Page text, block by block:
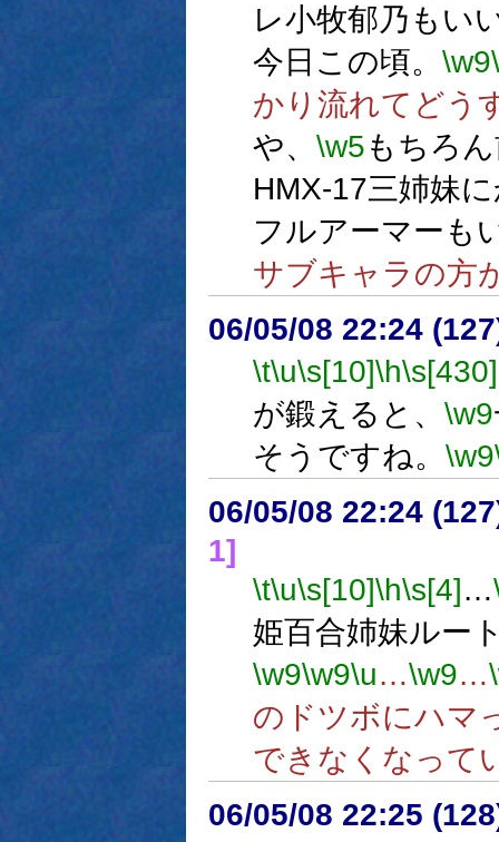
レ小牧郁乃もい
今日この頃。 \w9
かり流れてどう
や、 \w5もちろ
HMX-17三姉妹
フルアーマーも
サブキャラの方
06/05/08 22:24
\t\u\s[10]\h\s[430]
が鍛えると、 \w9
そうですね。 \w9
06/05/08 22:24
1]
\t\u\s[10]\h\s[4]…
姫百合姉妹ルー
\w9\w9\u…\w9…
のドツボにハマ
できなくなって
06/05/08 22:25